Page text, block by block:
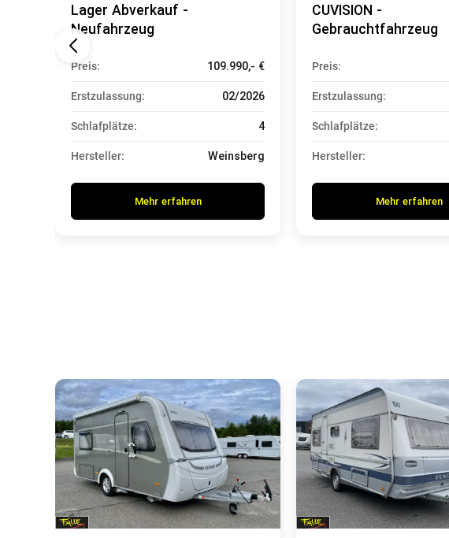
Lager Abverkauf -
Neufahrzeug
Preis: 109.990,- €
Erstzulassung: 02/2026
Schlafplätze: 4
Hersteller: Weinsberg
Mehr erfahren
CUVISION -
Gebrauchtfahrzeug
Preis:
Erstzulassung:
Schlafplätze:
Hersteller:
Mehr erfahren